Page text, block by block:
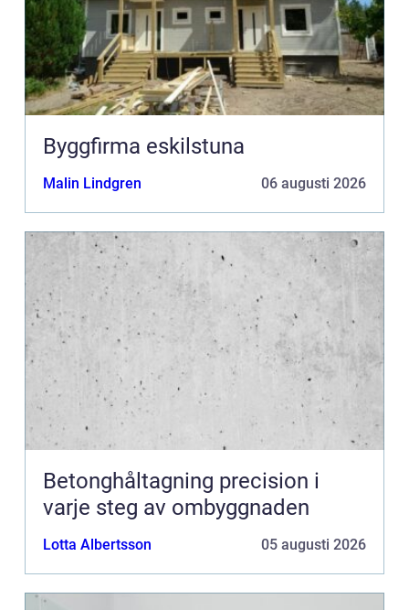
Byggfirma eskilstuna
Malin Lindgren 06 augusti 2026
Betonghåltagning precision i
varje steg av ombyggnaden
Lotta Albertsson 05 augusti 2026